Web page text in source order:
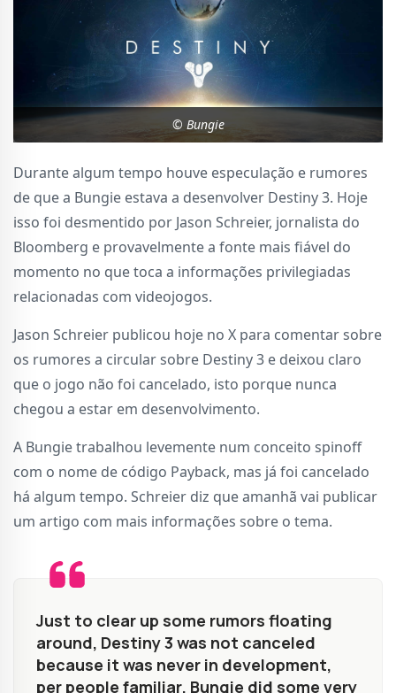
© Bungie
Durante algum tempo houve especulação e rumores
de que a Bungie estava a desenvolver Destiny 3. Hoje
isso foi desmentido por Jason Schreier, jornalista do
Bloomberg e provavelmente a fonte mais fiável do
momento no que toca a informações privilegiadas
relacionadas com videojogos.
Jason Schreier publicou hoje no X para comentar sobre
os rumores a circular sobre Destiny 3 e deixou claro
que o jogo não foi cancelado, isto porque nunca
chegou a estar em desenvolvimento.
A Bungie trabalhou levemente num conceito spinoff
com o nome de código Payback, mas já foi cancelado
há algum tempo. Schreier diz que amanhã vai publicar
um artigo com mais informações sobre o tema.
Just to clear up some rumors floating
around, Destiny 3 was not canceled
because it was never in development,
per people familiar. Bungie did some very